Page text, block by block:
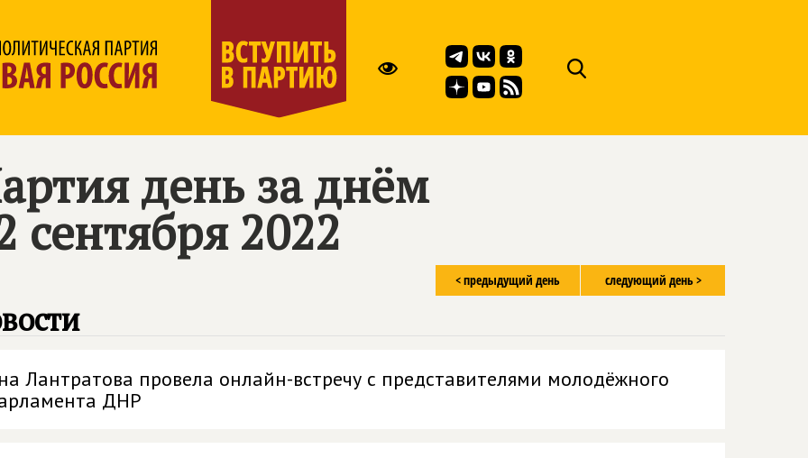
день за днём
сентября 2022
следующий день >
< предыдущий день
Лантратова провела онлайн-встречу с представителями молодёжного
ДНР